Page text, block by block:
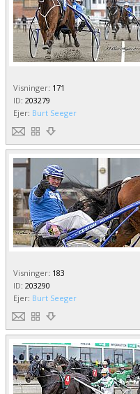
Visninger: 171
ID: 203279
Ejer: Burt Seeger
Visninger: 183
ID: 203290
Ejer: Burt Seeger